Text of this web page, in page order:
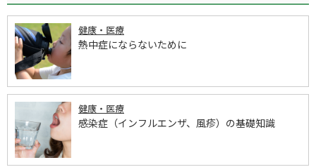
健康・医療
熱中症にならないために
健康・医療
感染症（インフルエンザ、風疹）の基礎知識